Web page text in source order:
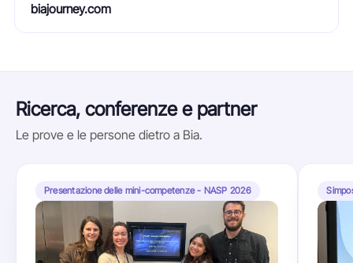
biajourney.com
Ricerca, conferenze e partner
Le prove e le persone dietro a Bia.
Presentazione delle mini-competenze - NASP 2026